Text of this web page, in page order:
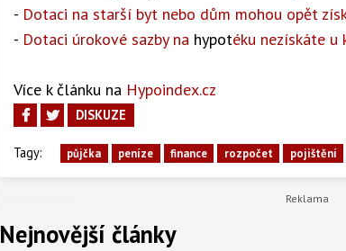
- Dotaci na starší byt nebo dům mohou opět
- Dotaci úrokové sazby na hypotéku nezískáte u
Více k článku na Hypoindex.cz
DISKUZE
Tagy: půjčka peníze finance rozpočet pojištění
Nejnovější články